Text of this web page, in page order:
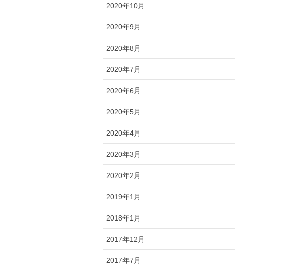
2020年10月
2020年9月
2020年8月
2020年7月
2020年6月
2020年5月
2020年4月
2020年3月
2020年2月
2019年1月
2018年1月
2017年12月
2017年7月